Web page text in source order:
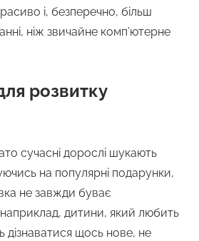
і, безперечно, більш
ніж звичайне комп’ютерне
розвитку
сучасні дорослі шукають
на популярні подарунки,
не завжди буває
дитини, який любить
дізнаватися щось нове, не